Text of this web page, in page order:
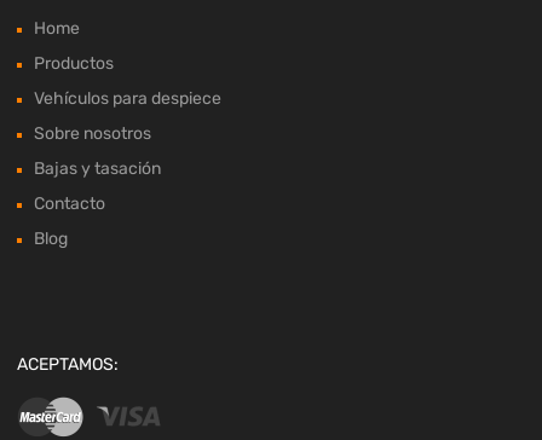
Home
Productos
Vehículos para despiece
Sobre nosotros
Bajas y tasación
Contacto
Blog
ACEPTAMOS: